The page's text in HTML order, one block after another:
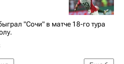
"Сочи" в матче 18-го тура